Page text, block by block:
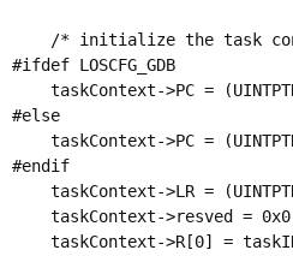
/* initialize the task
#ifdef LOSCFG_GDB
taskContext->PC =
#else
taskContext->PC =
#endif
taskContext->LR =
taskContext->resved =
taskContext->R[0] =